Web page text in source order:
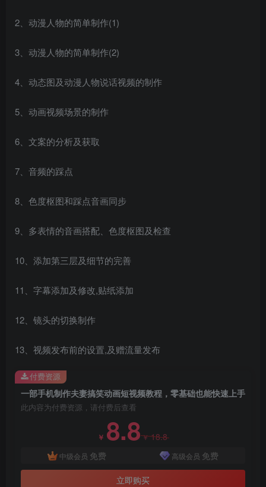
2、动漫人物的简单制作(1)
3、动漫人物的简单制作(2)
4、动态图及动漫人物说话视频的制作
5、动画视频场景的制作
6、文案的分析及获取
7、音频的踩点
8、色度枢图和踩点音画同步
9、多表情的音画搭配、色度枢图及检查
10、添加第三层及细节的完善
11、字幕添加及修改,贴纸添加
12、镜头的切换制作
13、视频发布前的设置,及赠流量发布
一部手机制作夫妻搞笑动画短视频教程，零基础也能快速上手
此内容为付费资源，请付费后查看
￥ 8.8￥18.8
中级会员 免费 高级会员 免费
立即购买
付费资源